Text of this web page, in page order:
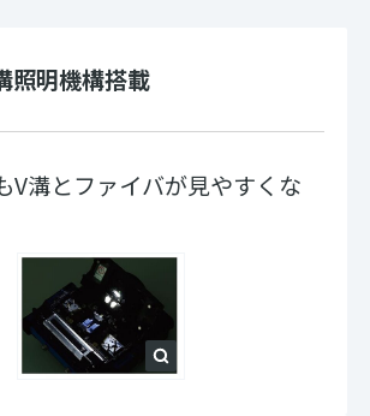
照明機構搭載
V溝とファイバが見やすくな